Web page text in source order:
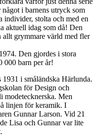
i barnens utryck som
individer, stolta och med en
aktuell idag som då! Den
grymmare värld med fler
Den gjordes i stora
000 barn per år!
i småländska Härlunda.
för Design och
modetecknerska. Men
linjen för keramik. I
Gunnar Larson. Vid 21
Lisa och Gunnar var lite